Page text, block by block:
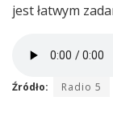
jest łatwym
Źródło: Radio 5